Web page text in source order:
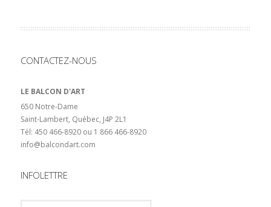
CONTACTEZ-NOUS
LE BALCON D'ART
650 Notre-Dame
Saint-Lambert, Québec, J4P 2L1
Tél: 450 466-8920 ou 1 866 466-8920
info@balcondart.com
INFOLETTRE